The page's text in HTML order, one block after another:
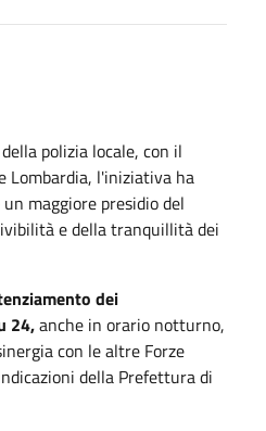
polizia locale, con il
Lombardia, l'iniziativa ha
maggiore presidio del
e della tranquillità dei
dei
24,anche in orario notturno,
con le altre Forze
della Prefettura di